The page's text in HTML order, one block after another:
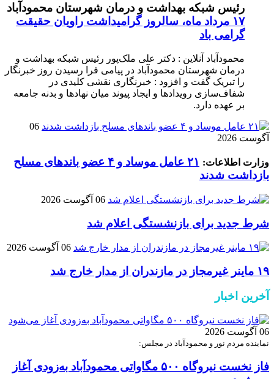
رئیس شبکه بهداشت و درمان شهرستان محمودآباد
۱۷ مرداد ماه، سالروز گرامیداشت راویان حقیقت
گرامی باد
محمودآباد آنلاین : دکتر علی ملک‌پور رئیس شبکه بهداشت و
درمان شهرستان محمودآباد در پیامی فرا رسیدن روز خبرنگار
را تبریک گفت و افزود : خبرنگاری نقشی کلیدی در
شفاف‌سازی رویدادها و ایجاد پیوند میان نهادها و بدنه جامعه
بر عهده دارد.
06
آگوست 2026
وزارت اطلاعات:
۲۱ عامل موساد و ۴ عضو باند‌های مسلح
بازداشت شدند
06 آگوست 2026
شرط جدید برای بازنشستگی اعلام شد
06 آگوست 2026
۱۹ ماینر غیرمجاز در مازندران از مدار خارج شد
آخرین اخبار
06 آگوست 2026
نماینده مردم نور و محمودآباد در مجلس:
فاز نخست نیروگاه ۵۰۰ مگاواتی محمودآباد به‌زودی آغاز